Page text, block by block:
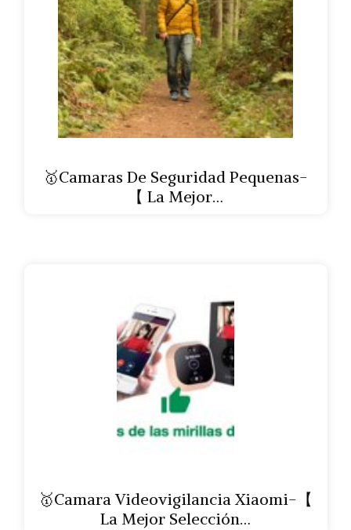
🥇Camaras De Seguridad Pequenas-
【 La Mejor…
🥇Camara Videovigilancia Xiaomi-【
La Mejor Selección…